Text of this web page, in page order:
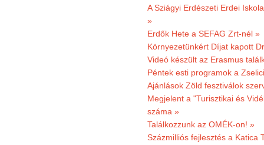
A Sziágyi Erdészeti Erdei
»
Erdők Hete a SEFAG Zrt-nél »
Környezetünkért Díjat kapott
Videó készült az Erasmus
Péntek esti programok a
Ajánlások Zöld fesztiválok
Megjelent a "Turisztikai és
száma »
Találkozzunk az OMÉK-on! »
Százmilliós fejlesztés a Katica